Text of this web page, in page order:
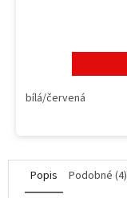
bílá/červená
Popis Podobné (4)